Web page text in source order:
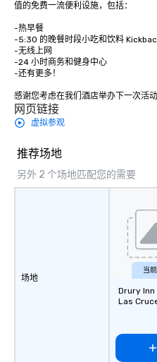
值的免费一流便利设施，包括：
-热早餐
-5:30 的晚餐时段小吃和饮料
-无线上网
-24 小时商务和健身中心
-还有更多！
感谢您考虑在我们酒店举办下一次活动
网页链接
虚拟参观
推荐场地
另外 2 个场地匹配您的需要
场地
当
Drury
Las